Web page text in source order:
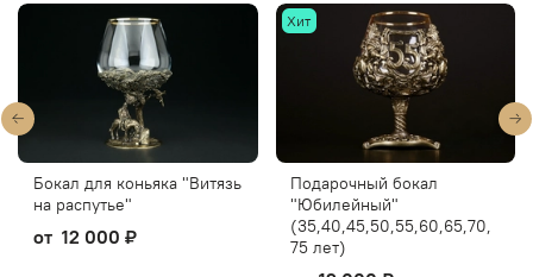
Бокал для коньяка "Витязь
на распутье"
от 12 000 ₽
Хит
Подарочный бокал
"Юбилейный"
(35,40,45,50,55,60,65,70,
75 лет)